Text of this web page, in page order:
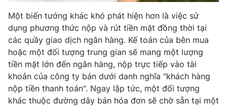
Một biến tướng khác khó phát hiện hơn là việc sử
dụng phương thức nộp và rút tiền mặt đồng thời tại
các quầy giao dịch ngân hàng. Kế toán của bên mua
hoặc một đối tượng trung gian sẽ mang một lượng
tiền mặt lớn đến ngân hàng, nộp trực tiếp vào tài
khoản của công ty bán dưới danh nghĩa "khách hàng
nộp tiền thanh toán". Ngay lập tức, một đối tượng
khác thuộc đường dây bán hóa đơn sẽ chờ sẵn tại một